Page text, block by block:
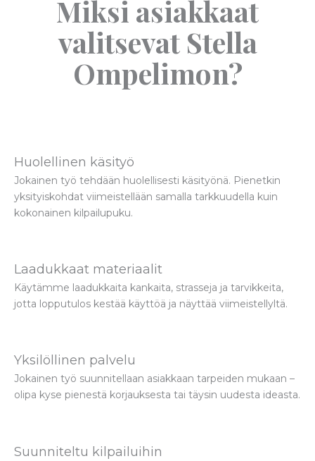
Miksi asiakkaat
valitsevat Stella
Ompelimon?
Huolellinen käsityö
Jokainen työ tehdään huolellisesti käsityönä. Pienetkin
yksityiskohdat viimeistellään samalla tarkkuudella kuin
kokonainen kilpailupuku.
Laadukkaat materiaalit
Käytämme laadukkaita kankaita, strasseja ja tarvikkeita,
jotta lopputulos kestää käyttöä ja näyttää viimeistellyltä.
Yksilöllinen palvelu
Jokainen työ suunnitellaan asiakkaan tarpeiden mukaan –
olipa kyse pienestä korjauksesta tai täysin uudesta ideasta.
Suunniteltu kilpailuihin